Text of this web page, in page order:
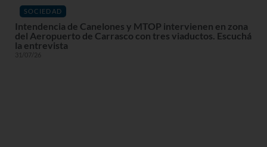
SOCIEDAD
Intendencia de Canelones y MTOP intervienen en zona
del Aeropuerto de Carrasco con tres viaductos. Escuchá
la entrevista
31/07/26